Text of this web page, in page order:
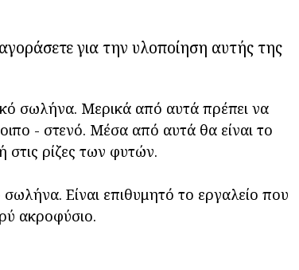
για την υλοποίηση αυτής της
σωλήνα. Μερικά από αυτά πρέπει να
- στενό. Μέσα από αυτά θα είναι το
στις ρίζες των φυτών.
Είναι επιθυμητό το εργαλείο που
ακροφύσιο.